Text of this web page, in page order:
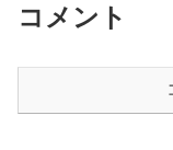
コメント